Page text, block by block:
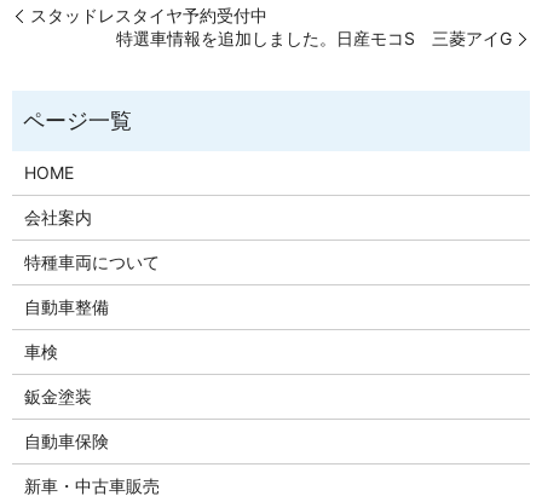
スタッドレスタイヤ予約受付中
特選車情報を追加しました。日産モコS 三菱アイG
HOME
会社案内
特種車両について
自動車整備
車検
鈑金塗装
自動車保険
新車・中古車販売